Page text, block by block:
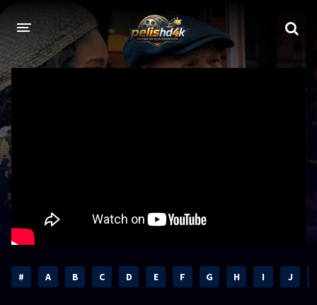
h265 HEVC 1080p REMUX
GÉNEROS
# A B C D E F G H I J